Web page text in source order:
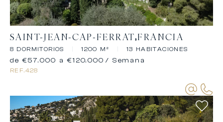
SAINT-JEAN-CAP-FERRAT FRANCIA
8 DORMITORIOS 1200 M² 13 HABITACIONES
REF.428
de €57.000 a €120.000 / Semana